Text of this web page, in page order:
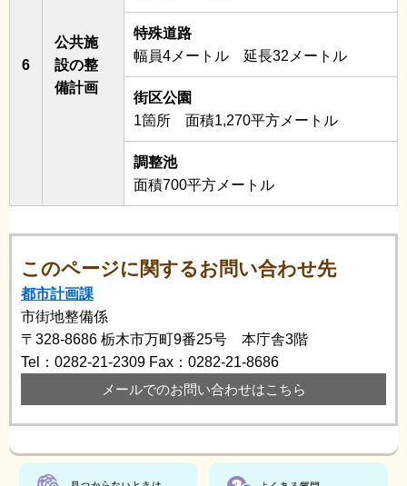
6
公共施
設の整
備計画
特殊道路
幅員4メートル 延長32メートル
街区公園
1箇所 面積1,270平方メートル
調整池
面積700平方メートル
このページに関するお問い合わせ先
都市計画課
市街地整備係
〒328-8686 栃木市万町9番25号 本庁舎3階
Tel：0282-21-2309 Fax：0282-21-8686
メールでのお問い合わせはこちら